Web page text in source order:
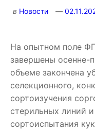
в Новости
На опытном поле
завершены осенне-
объеме закончена
селекционного,
сортоизучения
стерильных линий
сортоиспытания